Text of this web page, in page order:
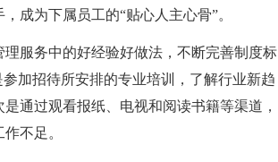
成为下属员工的“贴心人主心骨”。
服务中的好经验好做法，不断完善制度标
加招待所安排的专业培训，了解行业新趋
通过观看报纸、电视和阅读书籍等渠道，
不足。